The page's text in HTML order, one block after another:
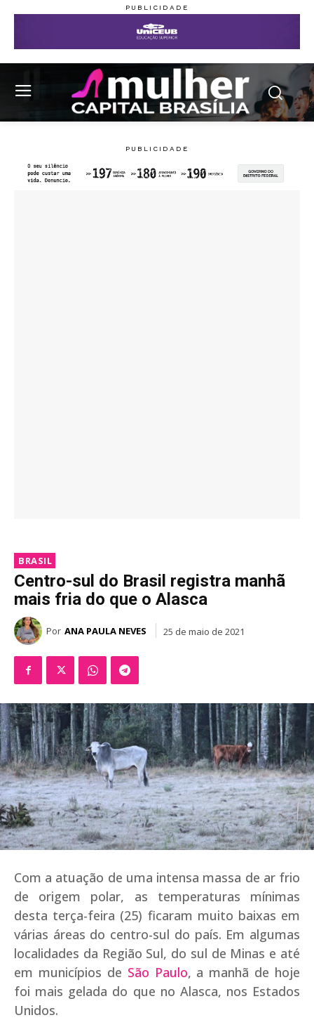
BRASIL
Centro-sul do Brasil registra manhã
mais fria do que o Alasca
Por ANA PAULA NEVES 25 de maio de 2021
Com a atuação de uma intensa massa de ar frio
de origem polar, as temperaturas mínimas
desta terça-feira (25) ficaram muito baixas em
várias áreas do centro-sul do país. Em algumas
localidades da Região Sul, do sul de Minas e até
em municípios de São Paulo, a manhã de hoje
foi mais gelada do que no Alasca, nos Estados
Unidos.